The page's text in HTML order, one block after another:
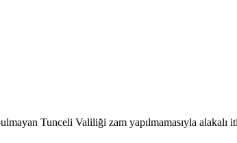
Tunceli Valiliği zam yapılmamasıyla alakalı